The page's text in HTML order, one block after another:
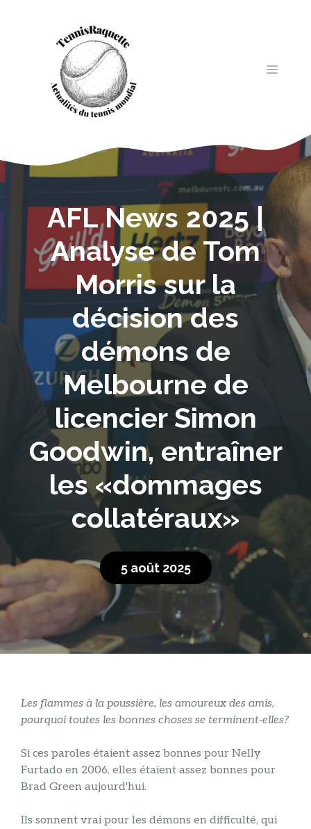
MENU
AFL News 2025 |
Analyse de Tom
Morris sur la
décision des
démons de
Melbourne de
licencier Simon
Goodwin, entraîner
les «dommages
collatéraux»
5 août 2025
Les flammes à la poussière, les amoureux des amis,
pourquoi toutes les bonnes choses se terminent-elles?
Si ces paroles étaient assez bonnes pour Nelly
Furtado en 2006, elles étaient assez bonnes pour
Brad Green aujourd'hui.
Ils sonnent vrai pour les démons en difficulté, qui